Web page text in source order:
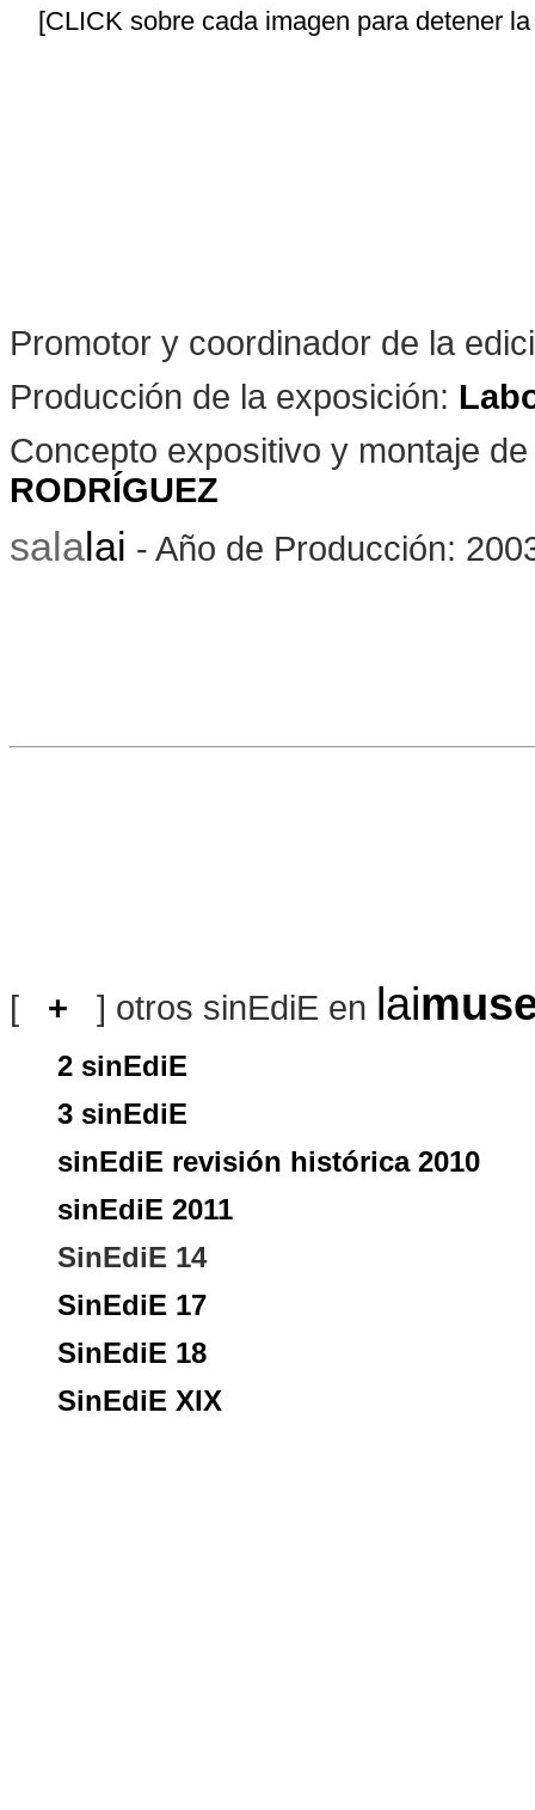
[CLICK sobre cada imagen para detener
Promotor y coordinador de la
Producción de la exposición:
Concepto expositivo y montaje
RODRÍGUEZ
sala lai - Año de Producción:
[ + ] otros sinEdiE en lai
2 sinEdiE
3 sinEdiE
sinEdiE revisión histórica 2010
sinEdiE 2011
SinEdiE 14
SinEdiE 17
SinEdiE 18
SinEdiE XIX